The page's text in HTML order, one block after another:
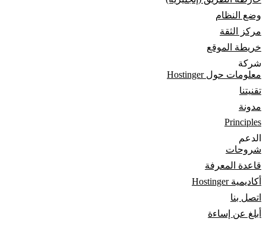
وضع النظام
مركز الثقة
خريطة الموقع
شركة
معلومات حول Hostinger
تقنيتنا
مدونة
Principles
الدعم
شروحات
قاعدة المعرفة
أكاديمية Hostinger
اتصل بنا
أبلغ عن إساءة